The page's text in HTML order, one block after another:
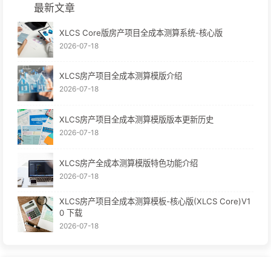
最新文章
XLCS Core版房产项目全成本测算系统-核心版
2026-07-18
XLCS房产项目全成本测算模版介绍
2026-07-18
XLCS房产项目全成本测算模版版本更新历史
2026-07-18
XLCS房产全成本测算模版特色功能介绍
2026-07-18
XLCS房产项目全成本测算模板-核心版(XLCS Core)V1
0 下载
2026-07-18